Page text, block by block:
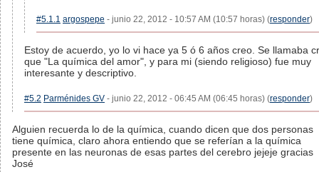
#5.1.1 argospepe - junio 22, 2012 - 10:57 AM (10:57 horas) (responder)
Estoy de acuerdo, yo lo vi hace ya 5 ó 6 años creo. Se llamaba
que "La química del amor", y para mi (siendo religioso) fue muy
interesante y descriptivo.
#5.2 Parménides GV - junio 22, 2012 - 06:45 AM (06:45 horas) (responder)
Alguien recuerda lo de la química, cuando dicen que dos personas
tiene química, claro ahora entiendo que se referían a la química
presente en las neuronas de esas partes del cerebro jejeje gracias
José